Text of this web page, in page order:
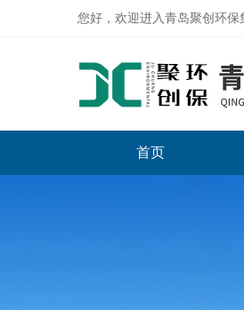
您好，欢迎进入青岛聚创环保
首页